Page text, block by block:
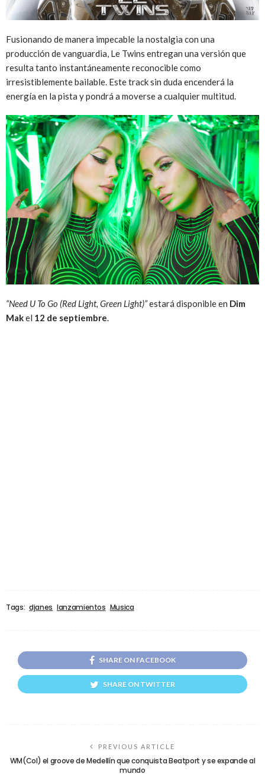
Fusionando de manera impecable la nostalgia con una
producción de vanguardia, Le Twins entregan una versión que
resulta tanto instantáneamente reconocible como
irresistiblemente bailable. Este track sin duda encenderá la
energía en la pista y pondrá a moverse a cualquier multitud.
“Need U To Go (Red Light, Green Light)”estará disponible en Dim
Makel 12 de septiembre
Tags: djanes lanzamientos Musica
SHARE ON FACEBOOK
SHARE ON TWITTER
PREVIOUS ARTICLE
WM(Col) el groove de Medellín que conquista Beatport y se expande al
mundo